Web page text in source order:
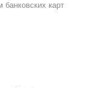
карт